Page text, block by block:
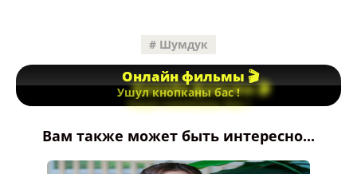
Шумдук
Онлайн фильмы 🎬
Ушул кнопканы бас !
Вам также может быть интересно...